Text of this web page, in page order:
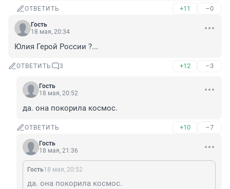
ОТВЕТИТЬ +11 –0
Гость
18 мая, 20:34
Юлия Герой России ?...
ОТВЕТИТЬ 3 +12 –3
Гость
18 мая, 20:52
да. она покорила космос.
ОТВЕТИТЬ +10 –7
Гость
18 мая, 21:36
Гость18 мая, 20:52
да. она покорила космос.